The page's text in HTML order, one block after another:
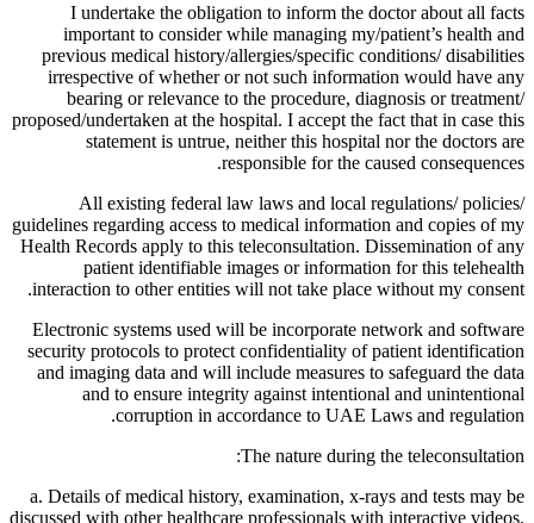
I undertake the obligation to inform the doctor about all facts
important to consider while managing my/patient’s health and
previous medical history/allergies/specific conditions/ disabilities
irrespective of whether or not such information would have any
bearing or relevance to the procedure, diagnosis or treatment/
proposed/undertaken at the hospital. I accept the fact that in case this
statement is untrue, neither this hospital nor the doctors are
responsible for the caused consequences.
All existing federal law laws and local regulations/ policies/
guidelines regarding access to medical information and copies of my
Health Records apply to this teleconsultation. Dissemination of any
patient identifiable images or information for this telehealth
interaction to other entities will not take place without my consent.
Electronic systems used will be incorporate network and software
security protocols to protect confidentiality of patient identification
and imaging data and will include measures to safeguard the data
and to ensure integrity against intentional and unintentional
corruption in accordance to UAE Laws and regulation.
The nature during the teleconsultation:
a. Details of medical history, examination, x-rays and tests may be
discussed with other healthcare professionals with interactive videos,